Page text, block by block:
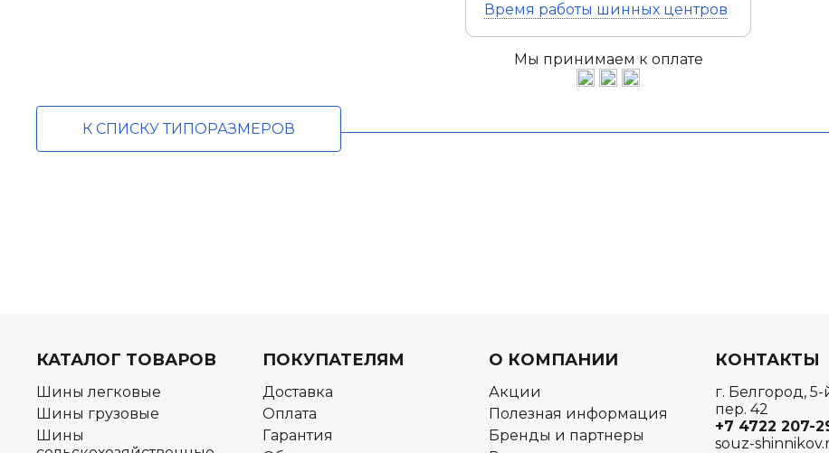
Время работы шинных центров
Мы принимаем к оплате
К СПИСКУ ТИПОРАЗМЕРОВ
КАТАЛОГ ТОВАРОВ
Шины легковые
Шины грузовые
Шины
ПОКУПАТЕЛЯМ
Доставка
Оплата
Гарантия
О КОМПАНИИ
Акции
Полезная информация
Бренды и партнеры
КОНТАКТЫ
г. Белгород,
пер. 42
+7 4722 207-
souz-